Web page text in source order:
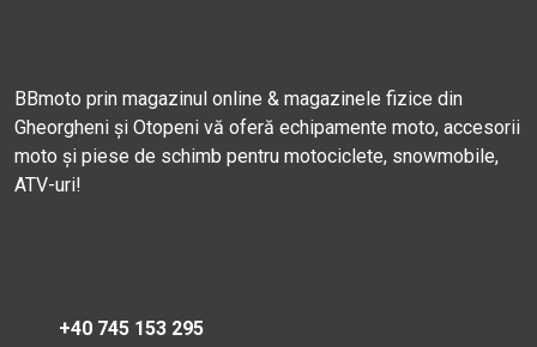
BBmoto prin magazinul online & magazinele fizice din
Gheorgheni și Otopeni vă oferă echipamente moto, accesorii
moto și piese de schimb pentru motociclete, snowmobile,
ATV-uri!
+40 745 153 295